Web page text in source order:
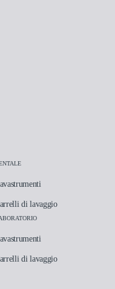
di lavaggio
di lavaggio